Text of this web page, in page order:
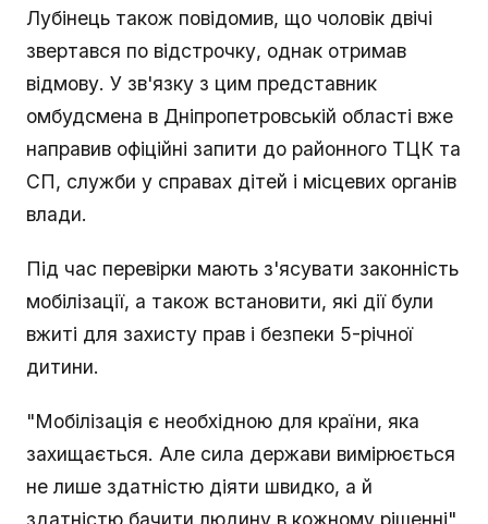
Лубінець також повідомив, що чоловік двічі
звертався по відстрочку, однак отримав
відмову. У зв'язку з цим представник
омбудсмена в Дніпропетровській області вже
направив офіційні запити до районного ТЦК та
СП, служби у справах дітей і місцевих органів
влади.
Під час перевірки мають з'ясувати законність
мобілізації, а також встановити, які дії були
вжиті для захисту прав і безпеки 5-річної
дитини.
"Мобілізація є необхідною для країни, яка
захищається. Але сила держави вимірюється
не лише здатністю діяти швидко, а й